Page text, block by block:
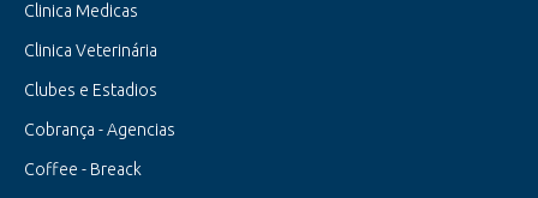
Clinica Medicas
Clinica Veterinária
Clubes e Estadios
Cobrança - Agencias
Coffee - Breack